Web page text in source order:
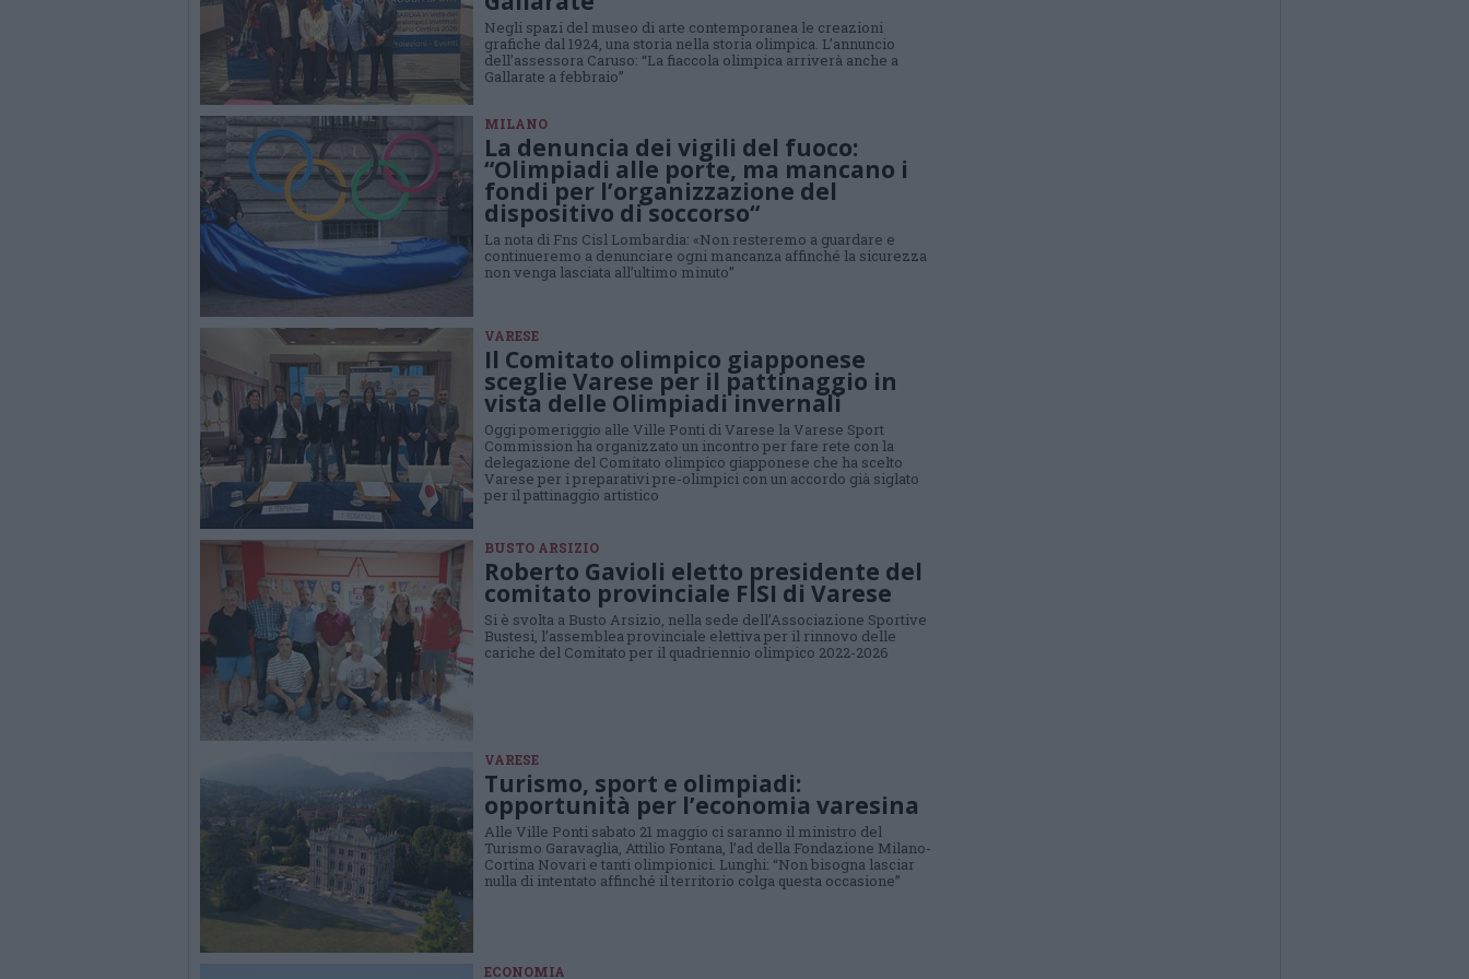
Negli spazi del museo di arte contemporanea le creazioni
grafiche dal 1924, una storia nella storia olimpica. L’annuncio
dell’assessora Caruso: “La fiaccola olimpica arriverà anche a
Gallarate a febbraio”
MILANO
La denuncia dei vigili del fuoco:
“Olimpiadi alle porte, ma mancano i
fondi per l’organizzazione del
dispositivo di soccorso“
La nota di Fns Cisl Lombardia: «Non resteremo a guardare e
continueremo a denunciare ogni mancanza affinché la sicurezza
non venga lasciata all’ultimo minuto”
VARESE
Il Comitato olimpico giapponese
sceglie Varese per il pattinaggio in
vista delle Olimpiadi invernali
Oggi pomeriggio alle Ville Ponti di Varese la Varese Sport
Commission ha organizzato un incontro per fare rete con la
delegazione del Comitato olimpico giapponese che ha scelto
Varese per i preparativi pre-olimpici con un accordo già siglato
per il pattinaggio artistico
BUSTO ARSIZIO
Roberto Gavioli eletto presidente del
comitato provinciale FISI di Varese
Si è svolta a Busto Arsizio, nella sede dell’Associazione Sportive
Bustesi, l’assemblea provinciale elettiva per il rinnovo delle
cariche del Comitato per il quadriennio olimpico 2022-2026
VARESE
Turismo, sport e olimpiadi:
opportunità per l’economia varesina
Alle Ville Ponti sabato 21 maggio ci saranno il ministro del
Turismo Garavaglia, Attilio Fontana, l’ad della Fondazione Milano-
Cortina Novari e tanti olimpionici. Lunghi: “Non bisogna lasciar
nulla di intentato affinché il territorio colga questa occasione”
ECONOMIA